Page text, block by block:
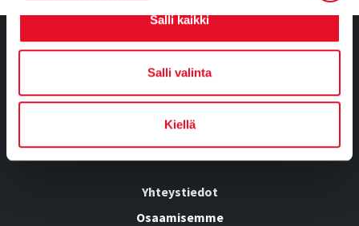
Salli kaikki
Salli valinta
Kiellä
Tietoa meistä
Kumppanuusratkaisut
Tutkimusvastaajille
Yhteystiedot
Osaamisemme